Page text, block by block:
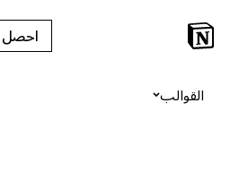
احصل على Notion مجاناً
القوالب